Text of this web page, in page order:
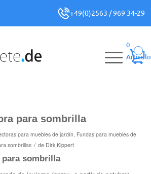
+49(0)2563 / 969 34-29
0
Artículo
para sombrilla
para muebles de jardín, Fundas para muebles de
sombrillas / de Dirk Kippert
sombrilla